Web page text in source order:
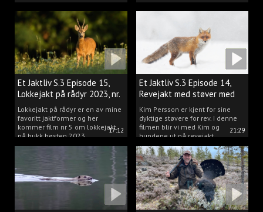
17:12
Et Jaktliv S.3 Episode 15,
Lokkejakt på rådyr 2023, nr.
5Lokkejakt på rådyr er en av mine
favoritt jaktformer og her
kommer film nr 5 om lokkejakt
på bukk høsten 2023.
21:29
Et Jaktliv S.3 Episode 14,
Revejakt med støver med
Kim Persson
Kim Persson er kjent for sine
dyktige støvere for rev. I denne
filmen blir vi med Kim og
hundene ut på revejakt.